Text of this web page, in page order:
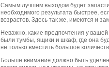
Самым лучшим выходом будет
необходимого результата быстрее,
возрастов. Здесь так же, имеются и
Неважно, какие предпочтения у
были тумбы, ящики и шкаф, где она
не только вместить большое
Больше внимание должно быть